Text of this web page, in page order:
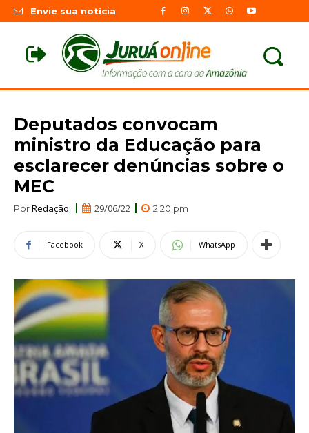
Envie sua notícia
Deputados convocam
ministro da Educação para
esclarecer denúncias sobre o
MEC
PorRedação 29/06/22 2:20 pm
Facebook X WhatsApp